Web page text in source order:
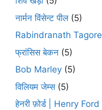
नार्मन विंसेन्ट पील(5)
Rabindranath Tagore
फ्रांसिस बेकन (5)
Bob Marley (5)
विलियम जेम्स(5)
हेनरी फ़ोर्ड | Henry Ford